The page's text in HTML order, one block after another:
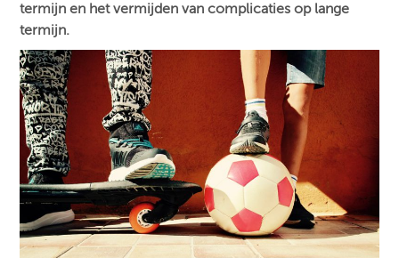
termijn en het vermijden van complicaties op lange
termijn.